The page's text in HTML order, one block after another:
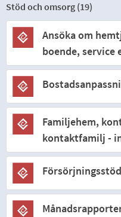
Stöd och omsorg (19)
Ansöka om
boende,
Familjehem,
kontaktfamilj -
Försörjningsstöd